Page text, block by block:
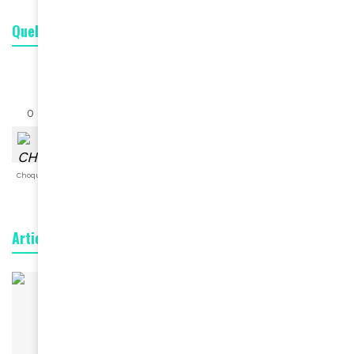
Quelle est votre réaction ?
0
Choqué
Articles connexes